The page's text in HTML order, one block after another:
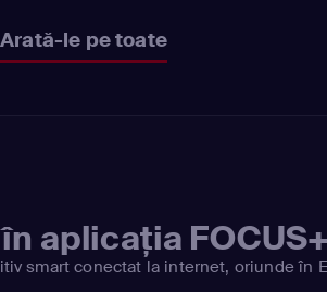
Arată-le pe toate
aplicația FOCUS+
smart conectat la internet, oriunde în